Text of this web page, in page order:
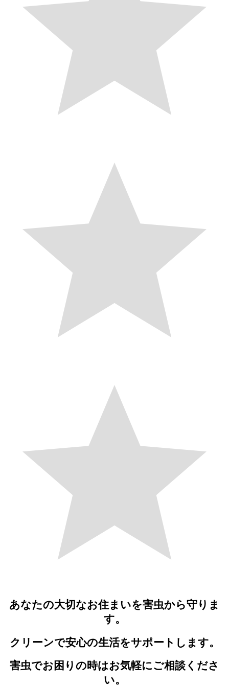
あなたの大切なお住まいを害虫から守りま
す。
クリーンで安心の生活をサポートします。
害虫でお困りの時はお気軽にご相談くださ
い。